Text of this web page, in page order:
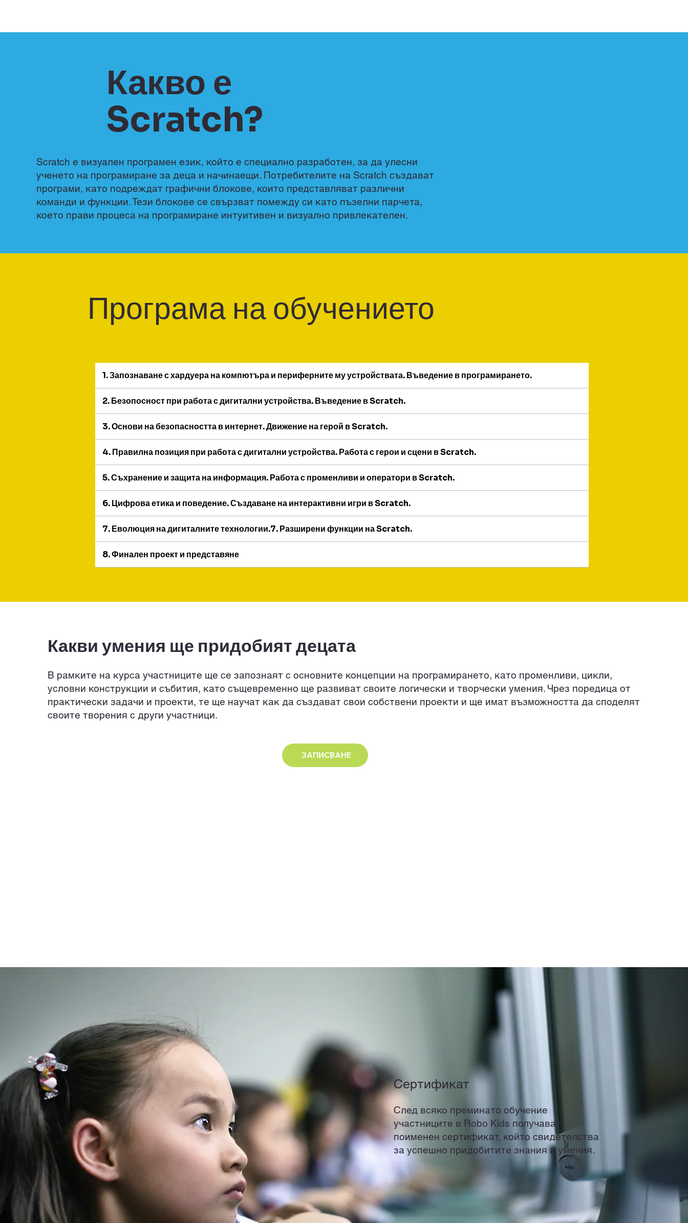
Какво е
Scratch?
Scratch е визуален програмен език, който е специално разработен, за да улесни
ученето на програмиране за деца и начинаещи. Потребителите на Scratch създават
програми, като подреждат графични блокове, които представляват различни
команди и функции. Тези блокове се свързват помежду си като пъзелни парчета,
което прави процеса на програмиране интуитивен и визуално привлекателен.
Програма на обучението
1. Запознаване с хардуера на компютъра и периферните му устройствата. Въведение в програмирането.
2. Безопосност при работа с дигитални устройства. Въведение в Scratch.
3. Основи на безопасността в интернет. Движение на герой в Scratch.
4. Правилна позиция при работа с дигитални устройства. Работа с герои и сцени в Scratch.
5. Съхранение и защита на информация. Работа с променливи и оператори в Scratch.
6. Цифрова етика и поведение. Създаване на интерактивни игри в Scratch.
7. Еволюция на дигиталните технологии.7. Разширени функции на Scratch.
8. Финален проект и представяне
Какви умения ще придобият децата
В рамките на курса участниците ще се запознаят с основните концепции на програмирането, като променливи, цикли,
условни конструкции и събития, като същевременно ще развиват своите логически и творчески умения. Чрез поредица от
практически задачи и проекти, те ще научат как да създават свои собствени проекти и ще имат възможността да споделят
своите творения с други участници.
ЗАПИСВАНЕ
Сертификат
След всяко преминато обучение
участниците в Robo Kids получават
поименен сертификат, който свидетелства
за успешно придобитите знания и умения.